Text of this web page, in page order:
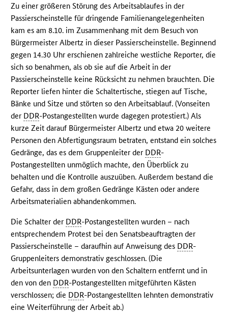
Zu einer größeren Störung des Arbeitsablaufes in der
Passierscheinstelle für dringende Familienangelegenheiten
kam es am 8.10. im Zusammenhang mit dem Besuch von
Bürgermeister Albertz in dieser Passierscheinstelle. Beginnend
gegen 14.30 Uhr erschienen zahlreiche westliche Reporter, die
sich so benahmen, als ob sie auf die Arbeit in der
Passierscheinstelle keine Rücksicht zu nehmen brauchten. Die
Reporter liefen hinter die Schaltertische, stiegen auf Tische,
Bänke und Sitze und störten so den Arbeitsablauf. (Vonseiten
der DDR-Postangestellten wurde dagegen protestiert.) Als
kurze Zeit darauf Bürgermeister Albertz und etwa 20 weitere
Personen den Abfertigungsraum betraten, entstand ein solches
Gedränge, das es dem Gruppenleiter der DDR-
Postangestellten unmöglich machte, den Überblick zu
behalten und die Kontrolle auszuüben. Außerdem bestand die
Gefahr, dass in dem großen Gedränge Kästen oder andere
Arbeitsmaterialien abhandenkommen.
Die Schalter der DDR-Postangestellten wurden – nach
entsprechendem Protest bei den Senatsbeauftragten der
Passierscheinstelle – daraufhin auf Anweisung des DDR-
Gruppenleiters demonstrativ geschlossen. (Die
Arbeitsunterlagen wurden von den Schaltern entfernt und in
den von den DDR-Postangestellten mitgeführten Kästen
verschlossen; die DDR-Postangestellten lehnten demonstrativ
eine Weiterführung der Arbeit ab.)